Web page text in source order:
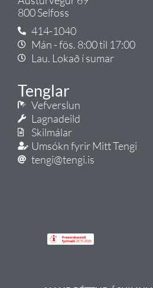
800 Selfoss
414-1040
Mán - fös. 8:00 til 17:00
Lau. Lokað í sumar
Tenglar
Vefverslun
Lagnadeild
Skilmálar
Umsókn fyrir Mitt Tengi
tengi@tengi.is